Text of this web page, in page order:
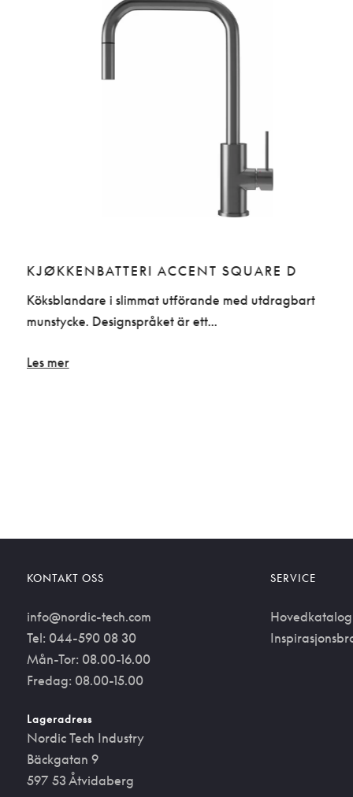
KJØKKENBATTERI ACCENT SQUARE D
Köksblandare i slimmat utförande med utdragbart
munstycke. Designspråket är ett...
Les mer
KONTAKT OSS
info@nordic-tech.com
Tel: 044-590 08 30
Mån-Tor: 08.00-16.00
Fredag: 08.00-15.00
Lageradress
Nordic Tech Industry
Bäckgatan 9
597 53 Åtvidaberg
SERVICE
Hovedkatalog